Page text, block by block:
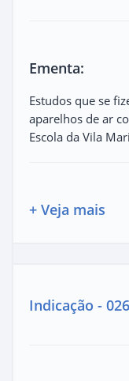
Ementa:
Estudos que se
aparelhos de ar
Escola da Vila
+ Veja mais
Indicação -